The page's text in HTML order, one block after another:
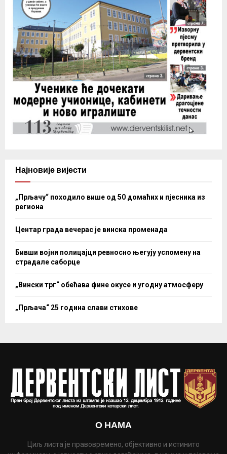
Најновије вијести
„Прљачу“ походило више од 50 домаћих и пјесника из
региона
Центар града вечерас је винска променада
Бивши војни полицајци ревносно његују успомену на
страдале саборце
„Вински трг“ обећава фине окусе и угодну атмосферу
„Прљача“ 25 година слави стихове
О НАМА
Циљ листа је правовремено, објективно и истинито